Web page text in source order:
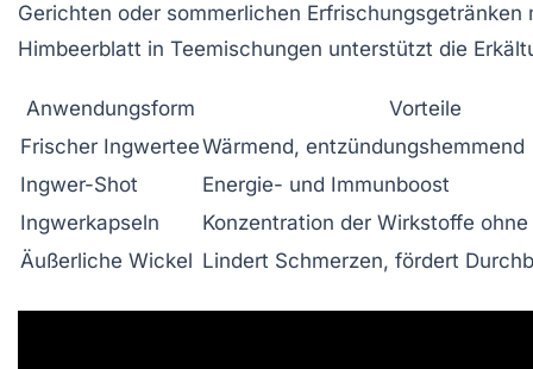
Gerichten oder sommerlichen
Himbeerblatt in Teemischungen unterstützt die
Anwendungsform
Vorteile
Frischer IngwerteeWärmend, entzündungshemmend
Ingwer-Shot
Energie- und Immunboost
Ingwerkapseln
Konzentration der Wirkstoffe
Äußerliche Wickel Lindert Schmerzen, fördert